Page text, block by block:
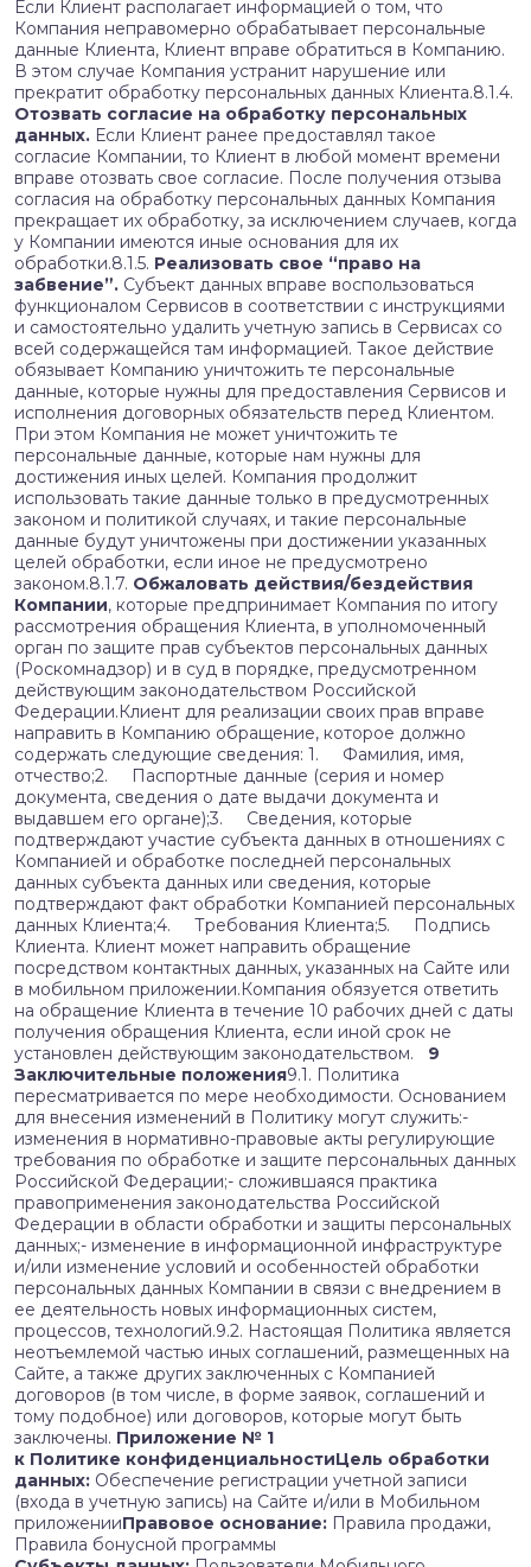
Если Клиент располагает информацией о том, что
Компания неправомерно обрабатывает персональные
данные Клиента, Клиент вправе обратиться в Компанию.
В этом случае Компания устранит нарушение или
прекратит обработку персональных данных Клиента.8.1.4.
Отозвать согласие на обработку персональных
данных. Если Клиент ранее предоставлял такое
согласие Компании, то Клиент в любой момент времени
вправе отозвать свое согласие. После получения отзыва
согласия на обработку персональных данных Компания
прекращает их обработку, за исключением случаев, когда
у Компании имеются иные основания для их
обработки.8.1.5. Реализовать свое “право на
забвение”. Субъект данных вправе воспользоваться
функционалом Сервисов в соответствии с инструкциями
и самостоятельно удалить учетную запись в Сервисах со
всей содержащейся там информацией. Такое действие
обязывает Компанию уничтожить те персональные
данные, которые нужны для предоставления Сервисов и
исполнения договорных обязательств перед Клиентом.
При этом Компания не может уничтожить те
персональные данные, которые нам нужны для
достижения иных целей. Компания продолжит
использовать такие данные только в предусмотренных
законом и политикой случаях, и такие персональные
данные будут уничтожены при достижении указанных
целей обработки, если иное не предусмотрено
законом.8.1.7. Обжаловать действия/бездействия
Компании, которые предпринимает Компания по итогу
рассмотрения обращения Клиента, в уполномоченный
орган по защите прав субъектов персональных данных
(Роскомнадзор) и в суд в порядке, предусмотренном
действующим законодательством Российской
Федерации.Клиент для реализации своих прав вправе
направить в Компанию обращение, которое должно
содержать следующие сведения: 1. Фамилия, имя,
отчество;2. Паспортные данные (серия и номер
документа, сведения о дате выдачи документа и
выдавшем его органе);3. Сведения, которые
подтверждают участие субъекта данных в отношениях с
Компанией и обработке последней персональных
данных субъекта данных или сведения, которые
подтверждают факт обработки Компанией персональных
данных Клиента;4. Требования Клиента;5. Подпись
Клиента. Клиент может направить обращение
посредством контактных данных, указанных на Сайте или
в мобильном приложении.Компания обязуется ответить
на обращение Клиента в течение 10 рабочих дней с даты
получения обращения Клиента, если иной срок не
установлен действующим законодательством. 9
Заключительные положения9.1. Политика
пересматривается по мере необходимости. Основанием
для внесения изменений в Политику могут служить:-
изменения в нормативно-правовые акты регулирующие
требования по обработке и защите персональных данных
Российской Федерации;- сложившаяся практика
правоприменения законодательства Российской
Федерации в области обработки и защиты персональных
данных;- изменение в информационной инфраструктуре
и/или изменение условий и особенностей обработки
персональных данных Компании в связи с внедрением в
ее деятельность новых информационных систем,
процессов, технологий.9.2. Настоящая Политика является
неотъемлемой частью иных соглашений, размещенных на
Сайте, а также других заключенных с Компанией
договоров (в том числе, в форме заявок, соглашений и
тому подобное) или договоров, которые могут быть
заключены. Приложение № 1
к Политике конфиденциальностиЦель обработки
данных: Обеспечение регистрации учетной записи
(входа в учетную запись) на Сайте и/или в Мобильном
приложенииПравовое основание: Правила продажи,
Правила бонусной программы